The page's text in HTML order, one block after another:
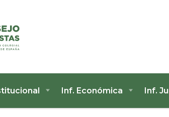
Inf. Económica Inf.